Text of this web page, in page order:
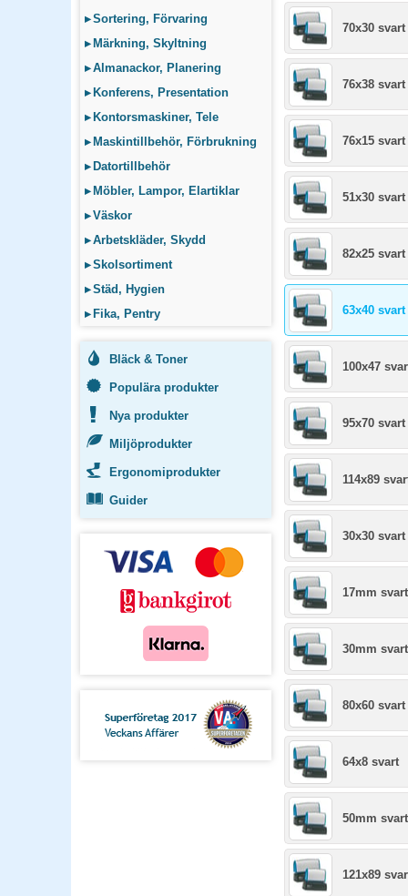
▸Sortering, Förvaring
▸ Märkning, Skyltning
▸Almanackor, Planering
▸ Konferens, Presentation
▸ Kontorsmaskiner, Tele
▸ Maskintillbehör, Förbrukning
▸ Datortillbehör
▸ Möbler, Lampor, Elartiklar
▸Väskor
▸Arbetskläder, Skydd
▸Skolsortiment
▸Städ, Hygien
▸ Fika, Pentry
Bläck & Toner
Populära produkter
Nya produkter
Miljöprodukter
Ergonomiprodukter
Guider
70x30 svart
76x38 svart
76x15 svart
51x30 svart
82x25 svart
63x40 svart
100x47
95x70 svart
114x89
30x30 svart
17mm svart
30mm svart
80x60 svart
64x8 svart
50mm svart
121x89